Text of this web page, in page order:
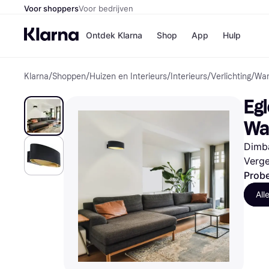
Voor shoppersVoor bedrijven
Ontdek Klarna Shop
Winkels
Kruidvat
App Hulp
Klarna/Shoppen/Huizen en Interieurs/ Interieurs/Verlichting/